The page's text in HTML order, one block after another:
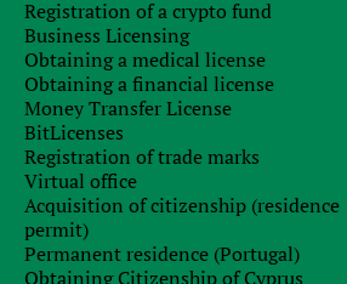
Registration of a crypto fund
Business Licensing
Obtaining a medical license
Obtaining a financial license
Money Transfer License
BitLicenses
Registration of trade marks
Virtual office
Acquisition of citizenship (residence
permit)
Permanent residence (Portugal)
Obtaining Citizenship of Cyprus
и т.п.
or similar document)
лица (Minutes of Meeting of
on appointment of person